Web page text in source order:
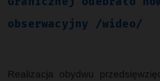
obserwacyjny /wideo/
Realizacja obydwu